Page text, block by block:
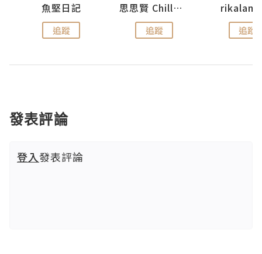
魚堅日記
追蹤
思思賢 ChillMyBabe
追蹤 追蹤
發表評論
登入發表評論